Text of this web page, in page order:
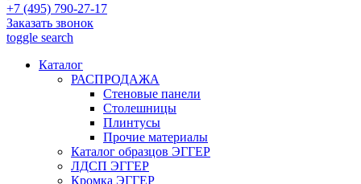
+7 (495) 790-27-17
Заказать звонок
toggle search
Каталог
РАСПРОДАЖА
Стеновые панели
Столешницы
Плинтусы
Прочие материалы
Каталог образцов ЭГГЕР
ЛДСП ЭГГЕР
Кромка ЭГГЕР